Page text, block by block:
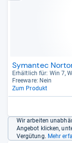
Symantec
Erhält­lich für: Win 7,
Free­ware: Nein
Zum Produkt
Wir arbeiten
Angebot klicken,
Vergütung. Mehr